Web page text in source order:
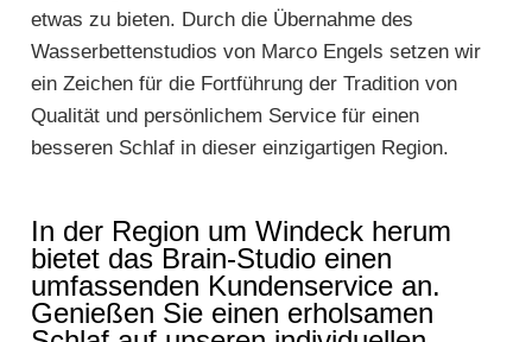
etwas zu bieten. Durch die Übernahme des
Wasserbettenstudios von Marco Engels setzen wir
ein Zeichen für die Fortführung der Tradition von
Qualität und persönlichem Service für einen
besseren Schlaf in dieser einzigartigen Region.
In der Region um Windeck herum
bietet das Brain-Studio einen
umfassenden Kundenservice an.
Genießen Sie einen erholsamen